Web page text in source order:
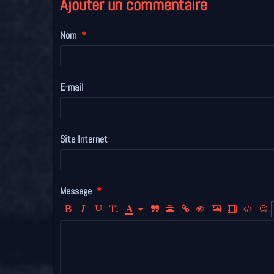
Ajouter un commentaire
Nom
E-mail
Site Internet
Message